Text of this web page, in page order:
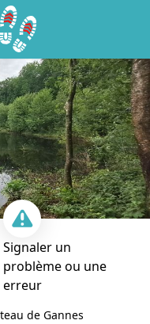
l'image en plein écran
Signaler un
problème ou une
erreur
de Gannes